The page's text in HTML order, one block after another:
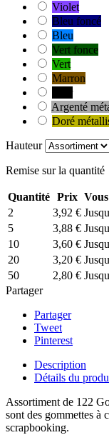
Violet
Bleu foncé
Bleu
Vert fonce
Vert
Marron
Argenté
Doré
Hauteur
Remise sur la quantité
Quantité Prix
2
3,92 €
5
3,88 €
10
3,60 €
20
3,20 €
50
2,80 €
Partager
Partager
Tweet
Pinterest
Description
Détails du
Assortiment de 122
sont des gommettes à
scrapbooking.